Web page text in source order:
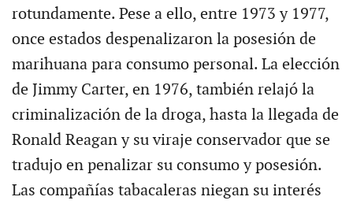
rotundamente. Pese a ello, entre 1973 y 1977,
once estados despenalizaron la posesión de
marihuana para consumo personal. La elección
de Jimmy Carter, en 1976, también relajó la
criminalización de la droga, hasta la llegada de
Ronald Reagan y su viraje conservador que se
tradujo en penalizar su consumo y posesión.
Las compañías tabacaleras niegan su interés